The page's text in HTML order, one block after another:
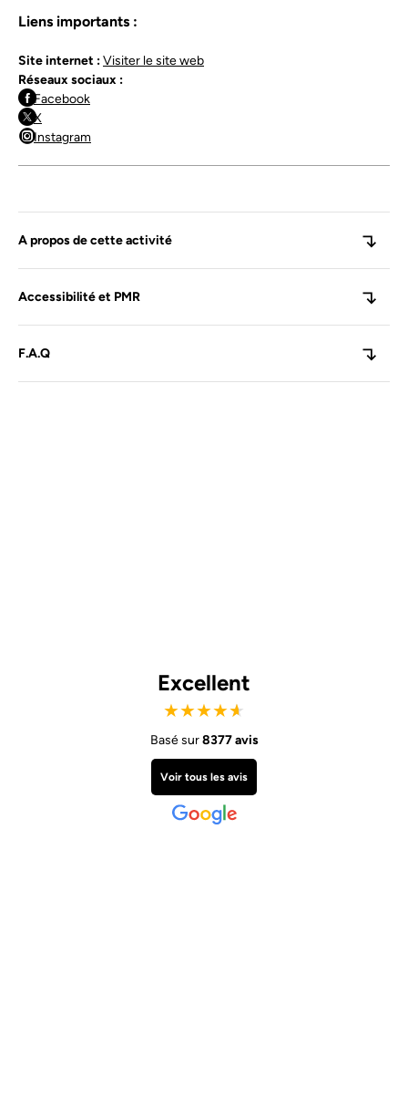
l’année.
Liens importants :
Site internet :Visiter le site web
Réseaux sociaux :
Facebook
X
Instagram
A propos de cette activité
Accessibilité et PMR
F.A.Q
Excellent
★★★★★
Basé sur8377 avis
Voir tous les avis